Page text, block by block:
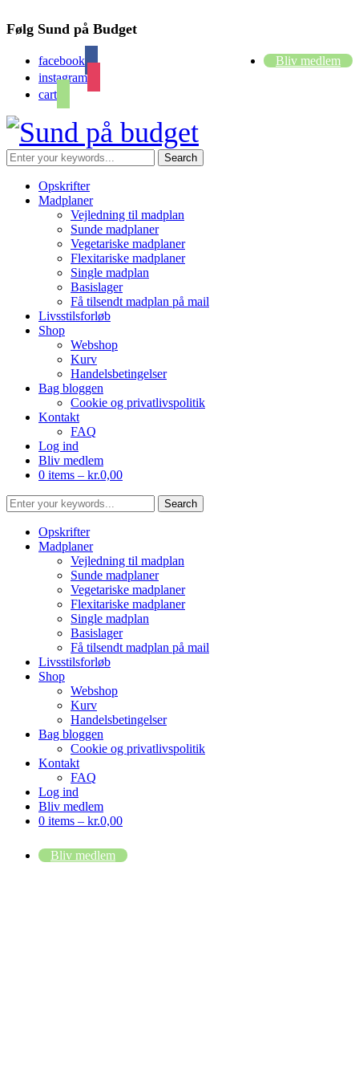
Følg Sund på Budget
facebook
instagram
cart
Bliv medlem
Opskrifter
Madplaner
Vejledning til madplan
Sunde madplaner
Vegetariske madplaner
Flexitariske madplaner
Single madplan
Basislager
Få tilsendt madplan på mail
Livsstilsforløb
Shop
Webshop
Kurv
Handelsbetingelser
Bag bloggen
Cookie og privatlivspolitik
Kontakt
FAQ
Log ind
Bliv medlem
0 items – kr.0,00
Opskrifter
Madplaner
Vejledning til madplan
Sunde madplaner
Vegetariske madplaner
Flexitariske madplaner
Single madplan
Basislager
Få tilsendt madplan på mail
Livsstilsforløb
Shop
Webshop
Kurv
Handelsbetingelser
Bag bloggen
Cookie og privatlivspolitik
Kontakt
FAQ
Log ind
Bliv medlem
0 items – kr.0,00
Bliv medlem